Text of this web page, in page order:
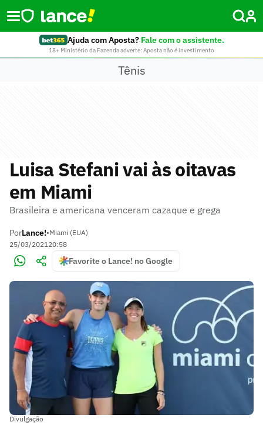
Ajuda com Aposta? Fale com o assistente.
18+ Ministério da Fazenda adverte: Aposta não é investimento
Tênis
Luisa Stefani vai às oitavas
em Miami
Brasileira e americana venceram cazaque e grega
PorLance!•Miami (EUA)
25/03/202120:58
Favorite o Lance! no Google
Divulgação